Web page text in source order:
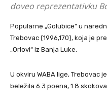
doveo reprezentativku
Popularne „Golubice“ u
Trebovac (1996,170), koja je
„Orlovi“ iz Banja Luke.
U okviru WABA lige, Trebovac
beležila 6.3 poena, 1.8